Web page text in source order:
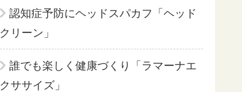
認知症予防にヘッドスパカフ「ヘッド
クリーン」
誰でも楽しく健康づくり「ラマーナエ
クササイズ」